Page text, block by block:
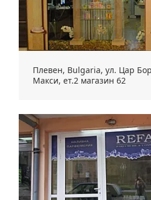
Плевен, Bulgaria, ул. Цар
Макси, ет.2 магазин 62